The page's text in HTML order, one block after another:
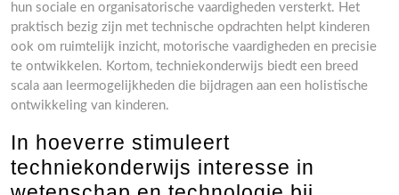
hun sociale en organisatorische vaardigheden versterkt. Het
praktisch bezig zijn met technische opdrachten helpt kinderen
ook om ruimtelijk inzicht, motorische vaardigheden en precisie
te ontwikkelen. Kortom, techniekonderwijs biedt een breed
scala aan leermogelijkheden die bijdragen aan een holistische
ontwikkeling van kinderen.
In hoeverre stimuleert
techniekonderwijs interesse in